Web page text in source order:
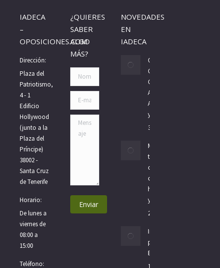
IADECA
–
OPOSICIONES.COM
Dirección:
Plaza del
Patriotismo,
4 - 1
Edificio
Hollywood
(junto a la
Plaza del
Príncipe)
38002 -
Santa Cruz
de Tenerife
Horario:
De lunes a
viernes de
08:00 a
15:00
Teléfono:
¿QUIERES
SABER
ALGO
MÁS?
Nombre *
E-mail *
Mensaje
Enviar
NOVEDADES
EN
IADECA
Oposiciones
Gobierno de
Canarias 2026:
Auxiliar,
Administrativo
y Subalterno
30/07/2026
Méritos para
tus
oposiciones:
cursos
homologados
y cursos LITE
20/07/2026
Informática
para el
Estado